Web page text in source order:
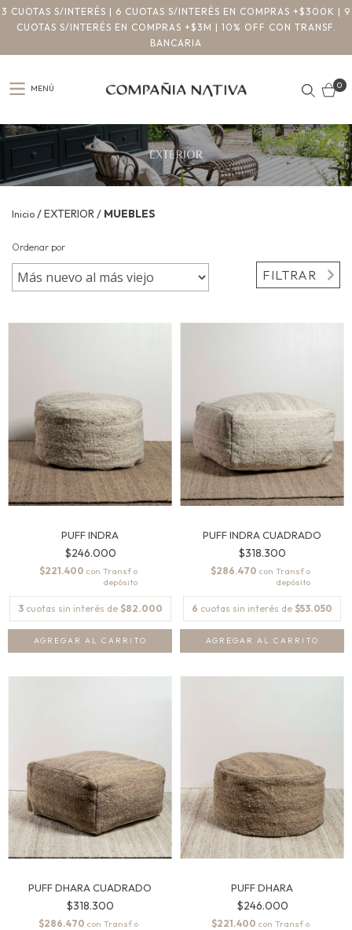
3 CUOTAS S/INTERÉS | 6 CUOTAS S/INTERÉS EN COMPRAS +$300K | 9
CUOTAS S/INTERÉS EN COMPRAS +$3M | 10% OFF CON TRANSF.
BANCARIA
MENÚ 0
Inicio /EXTERIOR/ MUEBLES
Ordenar por
FILTRAR
PUFF INDRA
$246.000
$221.400 con
3 cuotas sin interés de $82.000
PUFF INDRA CUADRADO
$318.300
$286.470 con
6 cuotas sin interés de $53.050
PUFF DHARA CUADRADO
$318.300
$286.470 con
PUFF DHARA
$246.000
$221.400 con